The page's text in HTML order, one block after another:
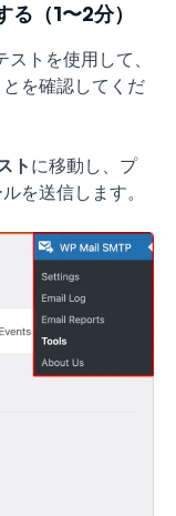
（1〜2分）
トを使用して、
を確認してくだ
ト に移動し、プ
を送信します。